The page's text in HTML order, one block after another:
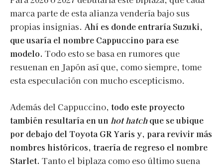
marca parte de esta alianza vendería bajo sus
propias insignias. Ahí es donde entraría Suzuki,
que usaría el nombre Cappuccino para ese
modelo. Todo esto se basa en rumores que
resuenan en Japón así que, como siempre, tome
esta especulación con mucho escepticismo.
Además del Cappuccino, todo este proyecto
también resultaría en un hot hatchque se ubique
por debajo del Toyota GR Yaris y, para revivir más
nombres históricos, traería de regreso el nombre
Starlet. Tanto el biplaza como eso último suena